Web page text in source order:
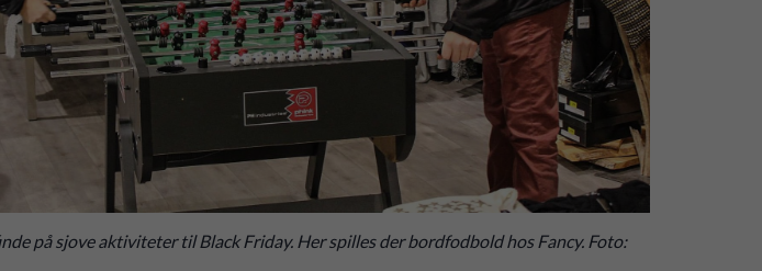
på sjove aktiviteter til Black Friday. Her spilles der bordfodbold hos Fancy. Foto: